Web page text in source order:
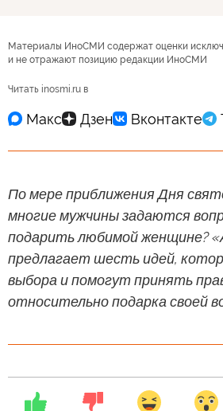
Материалы ИноСМИ содержат оценки
и не отражают позицию редакции ИноСМИ
Читать inosmi.ru в
По мере приближения Дня
многие мужчины задаются
подарить любимой женщине?
предлагает шесть идей,
выбора и помогут принять
относительно подарка своей